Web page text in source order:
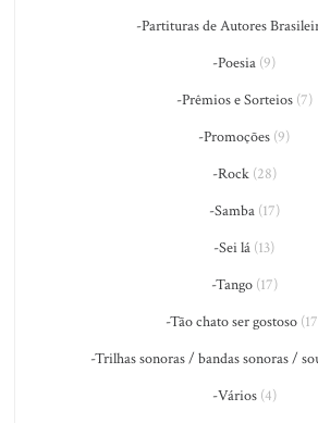
-Partituras de Autores
-Poesia (9)
-Prêmios e Sorteios(7)
-Promoções (9)
-Rock(28)
-Samba(17)
-Sei lá (13)
-Tango(17)
-Tão chato ser gostoso
-Trilhas sonoras / bandas sonoras /
-Vários(4)